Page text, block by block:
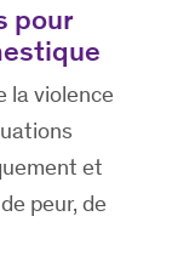
pour
la violence
et
peur, de